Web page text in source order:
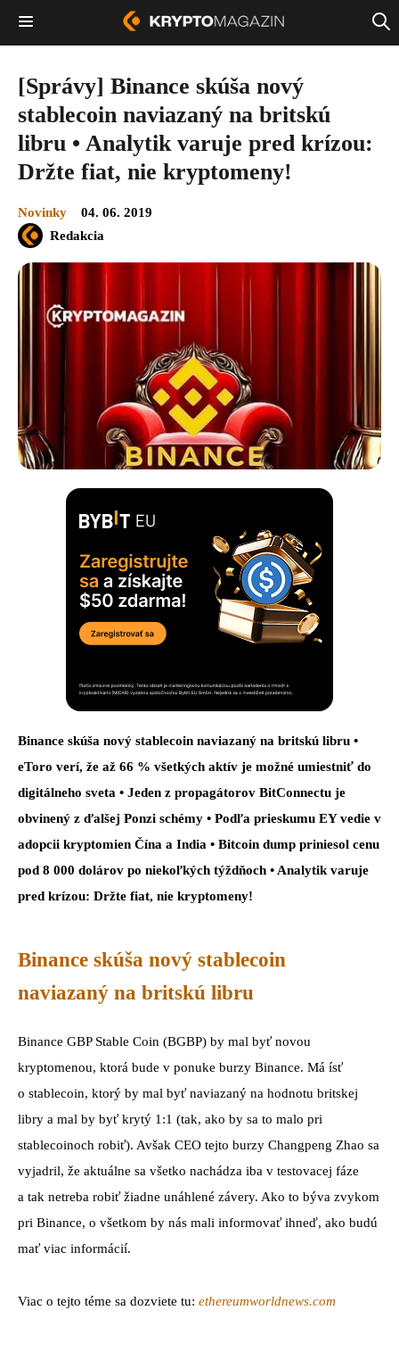
[Správy] Binance skúša nový
stablecoin naviazaný na britskú
libru • Analytik varuje pred krízou:
Držte fiat, nie kryptomeny!
Novinky
04. 06. 2019
Redakcia
Binance skúša nový stablecoin naviazaný na britskú libru •
eToro verí, že až 66 % všetkých aktív je možné umiestniť do
digitálneho sveta • Jeden z propagátorov BitConnectu je
obvinený z ďalšej Ponzi schémy • Podľa prieskumu EY vedie v
adopcii kryptomien Čína a India • Bitcoin dump priniesol cenu
pod 8 000 dolárov po niekoľkých týždňoch • Analytik varuje
pred krízou: Držte fiat, nie kryptomeny!
Binance skúša nový stablecoin
naviazaný na britskú libru
Binance GBP Stable Coin (BGBP) by mal byť novou
kryptomenou, ktorá bude v ponuke burzy Binance. Má ísť
o stablecoin, ktorý by mal byť naviazaný na hodnotu britskej
libry a mal by byť krytý 1:1 (tak, ako by sa to malo pri
stablecoinoch robiť). Avšak CEO tejto burzy Changpeng Zhao sa
vyjadril, že aktuálne sa všetko nachádza iba v testovacej fáze
a tak netreba robiť žiadne unáhlené závery. Ako to býva zvykom
pri Binance, o všetkom by nás mali informovať ihneď, ako budú
mať viac informácií.
Viac o tejto téme sa dozviete tu: ethereumworldnews.com